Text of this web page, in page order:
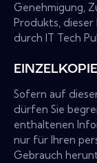
Genehmigung,
Produkts, dieser
durch IT Tech
Sofern auf
dürfen Sie
enthaltenen
nur für Ihren
Gebrauch